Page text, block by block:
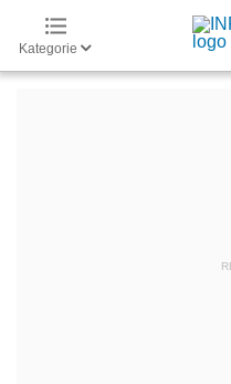
Kategorie